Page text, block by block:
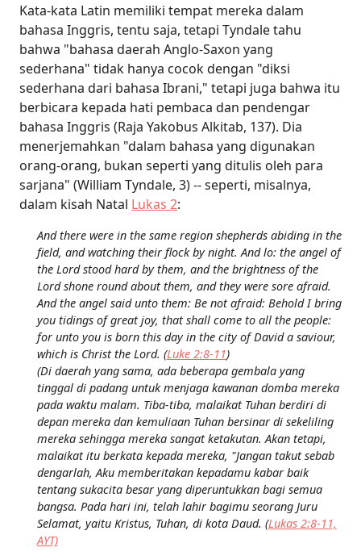
Kata-kata Latin memiliki tempat mereka dalam
bahasa Inggris, tentu saja, tetapi Tyndale tahu
bahwa "bahasa daerah Anglo-Saxon yang
sederhana" tidak hanya cocok dengan "diksi
sederhana dari bahasa Ibrani," tetapi juga bahwa itu
berbicara kepada hati pembaca dan pendengar
bahasa Inggris (Raja Yakobus Alkitab, 137). Dia
menerjemahkan "dalam bahasa yang digunakan
orang-orang, bukan seperti yang ditulis oleh para
sarjana" (William Tyndale, 3) -- seperti, misalnya,
dalam kisah Natal Lukas 2:
And there were in the same region shepherds abiding in the
field, and watching their flock by night. And lo: the angel of
the Lord stood hard by them, and the brightness of the
Lord shone round about them, and they were sore afraid.
And the angel said unto them: Be not afraid: Behold I bring
you tidings of great joy, that shall come to all the people:
for unto you is born this day in the city of David a saviour,
which is Christ the Lord. (Luke 2:8-11)
(Di daerah yang sama, ada beberapa gembala yang
tinggal di padang untuk menjaga kawanan domba mereka
pada waktu malam. Tiba-tiba, malaikat Tuhan berdiri di
depan mereka dan kemuliaan Tuhan bersinar di sekeliling
mereka sehingga mereka sangat ketakutan. Akan tetapi,
malaikat itu berkata kepada mereka, "Jangan takut sebab
dengarlah, Aku memberitakan kepadamu kabar baik
tentang sukacita besar yang diperuntukkan bagi semua
bangsa. Pada hari ini, telah lahir bagimu seorang Juru
Selamat, yaitu Kristus, Tuhan, di kota Daud. (Lukas 2:8-11,
AYT)